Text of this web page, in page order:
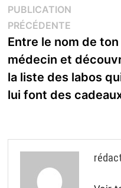
Navigation
de
l’article
PUBLICATION
PRÉCÉDENTEPublication
Entre le nom de ton
médecin et
la liste des labos
lui font des